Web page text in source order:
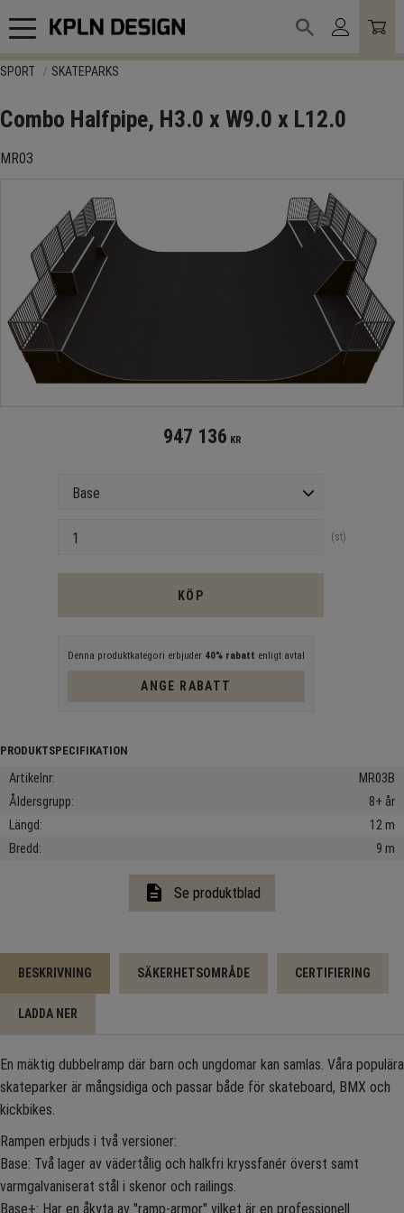
Meny
SPORT SKATEPARKS
Combo Halfpipe, H3.0 x W9.0 x L12.0
MR03
947 136 KR
st
KÖP
Denna produktkategori erbjuder 40% rabatt enligt avtal
ANGE RABATT
Artikelnr
MR03B
Åldersgrupp
8+ år
Längd
12 m
Bredd
9 m
description Se produktblad
BESKRIVNING SÄKERHETSOMRÅDE CERTIFIERING
LADDA NER
En mäktig dubbelramp där barn och ungdomar kan samlas. Våra populära
skateparker är mångsidiga och passar både för skateboard, BMX och
kickbikes.
Rampen erbjuds i två versioner:
Base: Två lager av vädertålig och halkfri kryssfanér överst samt
varmgalvaniserat stål i skenor och railings.
Base+: Har en åkyta av "ramp-armor" vilket är en professionell